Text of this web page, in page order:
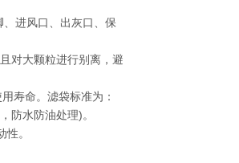
进风口、出灰口、保
对大颗粒进行别离，避
寿命。滤袋标准为：
防水防油处理)。
。